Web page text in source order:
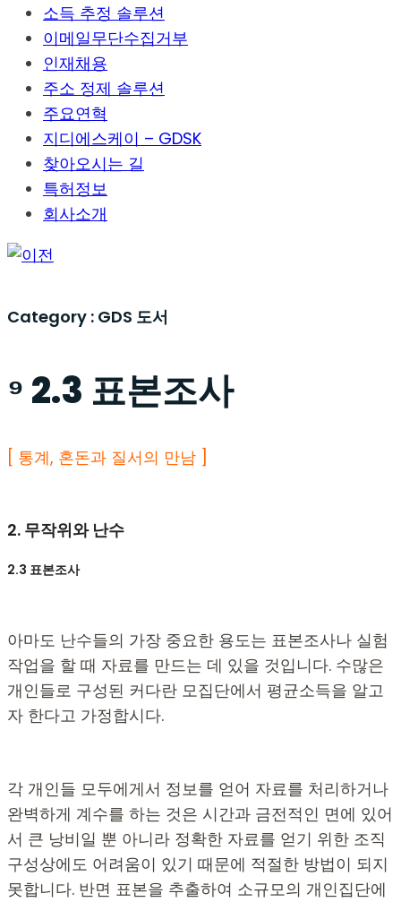
소득 추정 솔루션
이메일무단수집거부
인재채용
주소 정제 솔루션
주요연혁
지디에스케이 – GDSK
찾아오시는 길
특허정보
회사소개
Category : GDS 도서
⁹ 2.3 표본조사
[ 통계, 혼돈과 질서의 만남 ]
2. 무작위와 난수
2.3 표본조사
아마도 난수들의 가장 중요한 용도는 표본조사나 실험
작업을 할 때 자료를 만드는 데 있을 것입니다. 수많은
개인들로 구성된 커다란 모집단에서 평균소득을 알고
자 한다고 가정합시다.
각 개인들 모두에게서 정보를 얻어 자료를 처리하거나
완벽하게 계수를 하는 것은 시간과 금전적인 면에 있어
서 큰 낭비일 뿐 아니라 정확한 자료를 얻기 위한 조직
구성상에도 어려움이 있기 때문에 적절한 방법이 되지
못합니다. 반면 표본을 추출하여 소규모의 개인집단에